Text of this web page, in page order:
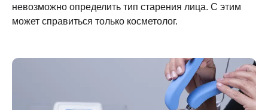
невозможно определить тип старения лица. С этим
может справиться только косметолог.